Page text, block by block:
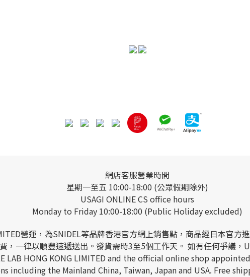
網店客服營業時間
星期一至五 10:00-18:00 (公眾假期除外)
USAGI ONLINE CS office hours
Monday to Friday 10:00-18:00 (Public Holiday excluded)
營運，為SNIDEL等品牌香港官方網上銷售點，商品經日本官
，一律以順豐速遞送出。發貨需時3至5個工作天。 如有任何爭議，
LAB HONG KONG LIMITED and the official online shop
including the Mainland China, Taiwan, Japan and USA. Free